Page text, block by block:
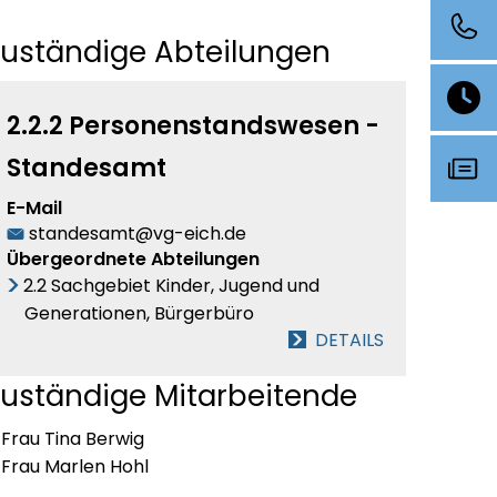
Abteilungen
2.2.2 Personenstandswesen -
Standesamt
E-Mail
standesamt@vg-eich.de
Übergeordnete Abteilungen
2.2 Sachgebiet Kinder, Jugend und
Generationen, Bürgerbüro
DETAILS
Mitarbeitende
Frau Tina Berwig
Frau Marlen Hohl